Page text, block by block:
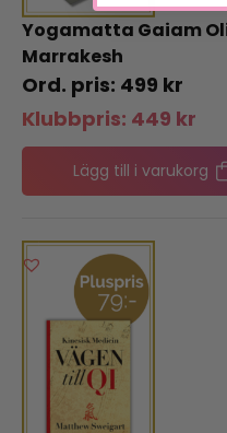
Yogamatta Gaiam
Marrakesh
499 kr
Klubbpris: 449 kr
Lägg till i varukorg